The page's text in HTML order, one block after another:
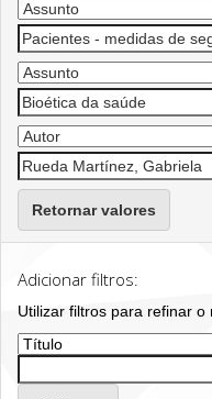
Retornar valores
Adicionar filtros:
Utilizar filtros para refinar o